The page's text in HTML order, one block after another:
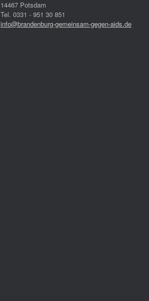
14467 Potsdam
Tel. 0331 - 951 30 851
info@brandenburg-gemeinsam-gegen-aids.de